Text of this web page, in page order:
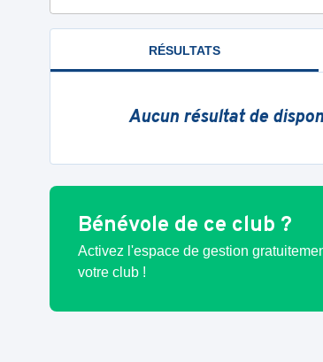
RÉSULTATS
Aucun résultat de
Bénévole de ce club ?
Activez l'espace de gestion
votre club !